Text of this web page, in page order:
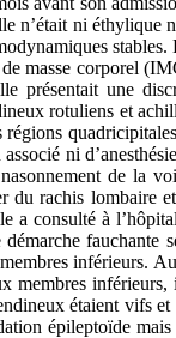
n’était ni
masse corporel
présentait une
rotuliens et
régions
ni
de la
du rachis lombaire
a consulté à
fauchante
inférieurs.
étaient vifs
épileptoïde